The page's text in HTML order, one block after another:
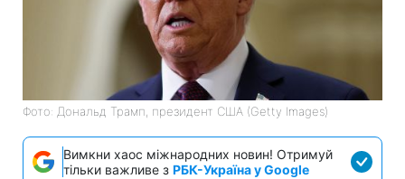
Фото: Дональд Трамп, президент США (Getty Images)
Вимкни хаос міжнародних новин! Отримуй
тільки важливе з РБК-Україна у Google